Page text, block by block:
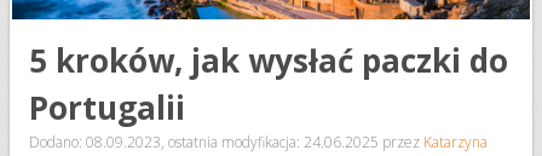
5 kroków, jak wysłać paczki do
Portugalii
Dodano: 08.09.2023, ostatnia modyfikacja: 24.06.2025 przez Katarzyna